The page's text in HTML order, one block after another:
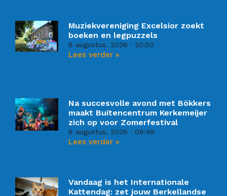
Muziekvereniging Excelsior zoekt
boeken en legpuzzels
8 augustus, 2026 20:50
Lees verder »
Na succesvolle avond met Bökkers
maakt Buitencentrum Kerkemeijer
zich op voor Zomerfestival
8 augustus, 2026 08:49
Lees verder »
Vandaag is het Internationale
Kattendag: zet jouw Berkellandse